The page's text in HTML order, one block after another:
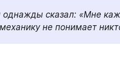
сказал: «Мне
не понимает